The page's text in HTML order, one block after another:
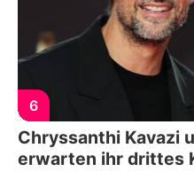
6
Chryssanthi Kavazi
erwarten ihr drittes